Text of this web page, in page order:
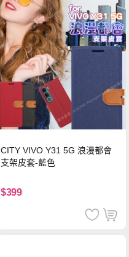
CITY VIVO Y31 5G 浪漫都會
支架皮套-藍色
$399